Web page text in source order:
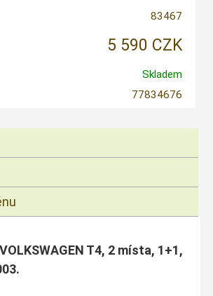
83467
5 590 CZK
Skladem
77834676
T4, 2 místa, 1+1,